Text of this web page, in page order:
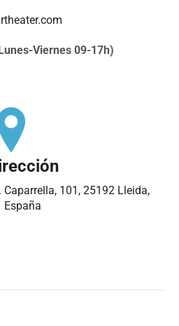
Viernes 09-17h)
Caparrella, 101, 25192 Lleida,
España